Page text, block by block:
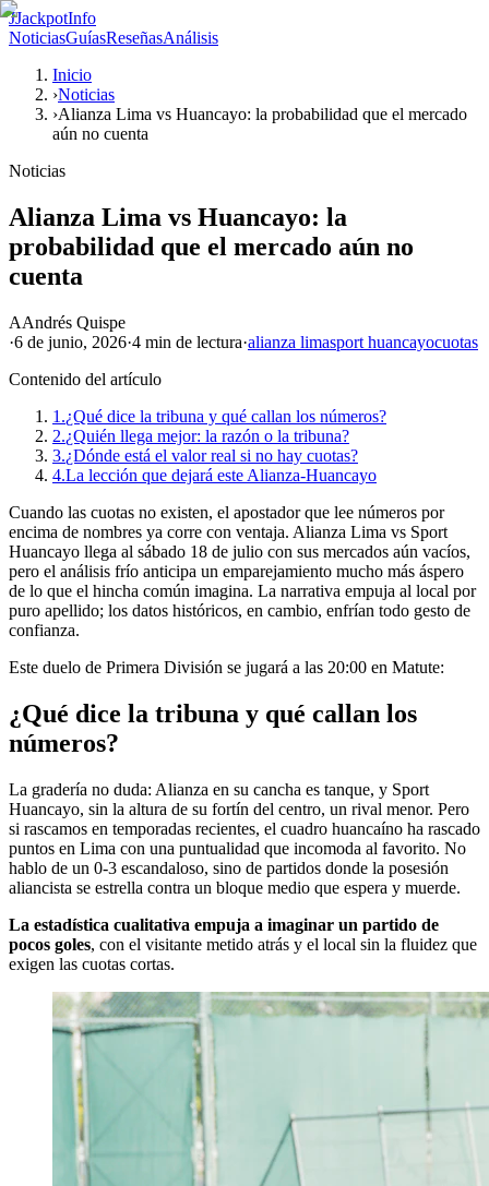
JJackpotInfo
NoticiasGuíasReseñasAnálisis
Inicio
›Noticias
›Alianza Lima vs Huancayo: la probabilidad que el mercado
aún no cuenta
Noticias
Alianza Lima vs Huancayo: la
probabilidad que el mercado aún no
cuenta
AAndrés Quispe
·6 de junio, 2026·4 min de lectura·alianza limasport huancayocuotas
Contenido del artículo
1.¿Qué dice la tribuna y qué callan los números?
2.¿Quién llega mejor: la razón o la tribuna?
3.¿Dónde está el valor real si no hay cuotas?
4.La lección que dejará este Alianza-Huancayo
Cuando las cuotas no existen, el apostador que lee números por
encima de nombres ya corre con ventaja. Alianza Lima vs Sport
Huancayo llega al sábado 18 de julio con sus mercados aún vacíos,
pero el análisis frío anticipa un emparejamiento mucho más áspero
de lo que el hincha común imagina. La narrativa empuja al local por
puro apellido; los datos históricos, en cambio, enfrían todo gesto de
confianza.
Este duelo de Primera División se jugará a las 20:00 en Matute:
¿Qué dice la tribuna y qué callan los
números?
La gradería no duda: Alianza en su cancha es tanque, y Sport
Huancayo, sin la altura de su fortín del centro, un rival menor. Pero
si rascamos en temporadas recientes, el cuadro huancaíno ha rascado
puntos en Lima con una puntualidad que incomoda al favorito. No
hablo de un 0-3 escandaloso, sino de partidos donde la posesión
aliancista se estrella contra un bloque medio que espera y muerde.
La estadística cualitativa empuja a imaginar un partido de
pocos goles, con el visitante metido atrás y el local sin la fluidez que
exigen las cuotas cortas.